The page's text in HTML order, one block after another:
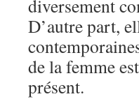
diversement
D’autre part,
de la femme
présent.